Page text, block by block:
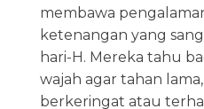
membawa
ketenangan yang
hari-H. Mereka tahu
wajah agar tahan
berkeringat atau